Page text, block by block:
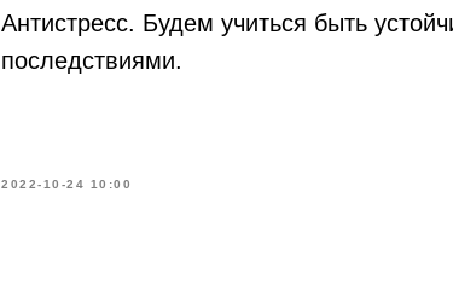
Антистресс. Будем учиться быть
последствиями.
2022-10-24 10:00